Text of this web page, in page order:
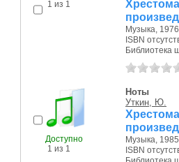
Музыка, 1976
ISBN
Библиотека
Доступно
1 из 1
Ноты
Уткин, Ю.
Музыка, 1985
ISBN